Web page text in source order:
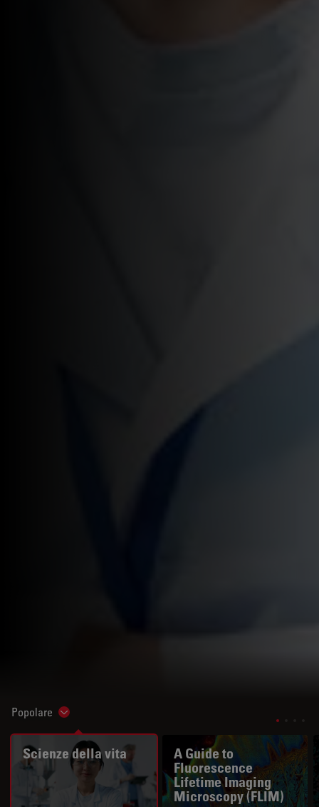
Popolare Show subnavigation
Scienze della vita
A Guide to
Fluorescence
Lifetime Imaging
Microscopy (FLIM)